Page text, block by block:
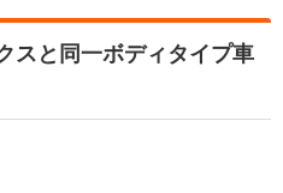
スと同一ボディタイプ車